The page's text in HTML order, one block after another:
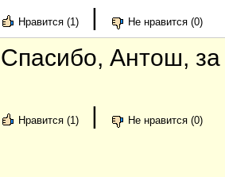
Нравится (1) | Не нравится (0)
Спасибо, Антош,
Нравится (1) | Не нравится (0)